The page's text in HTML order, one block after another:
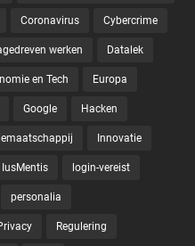
Coronavirus Cybercrime
werken Datalek
en Tech Europa
Google Hacken
Innovatie
IusMentis login-vereist
personalia
Regulering